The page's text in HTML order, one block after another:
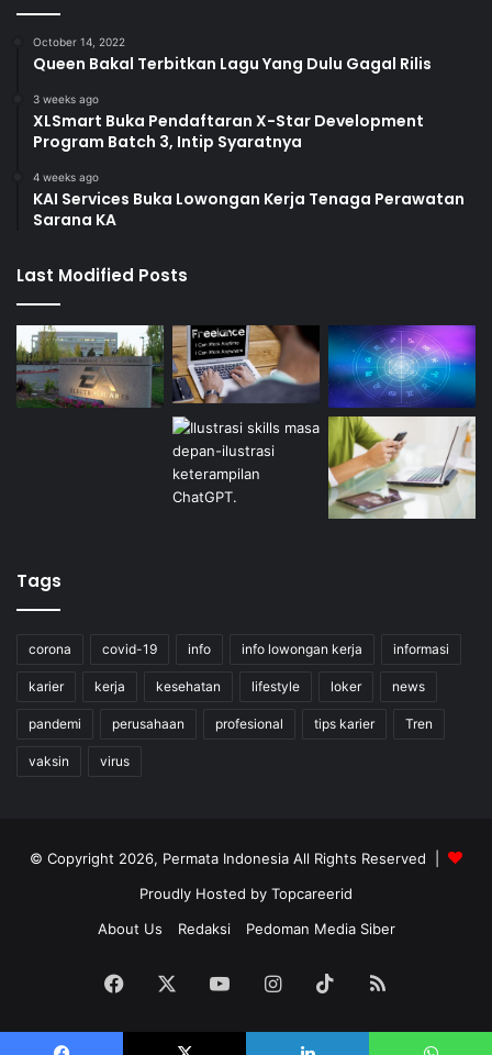
October 14, 2022
Queen Bakal Terbitkan Lagu Yang Dulu Gagal Rilis
3 weeks ago
XLSmart Buka Pendaftaran X-Star Development
Program Batch 3, Intip Syaratnya
4 weeks ago
KAI Services Buka Lowongan Kerja Tenaga Perawatan
Sarana KA
Last Modified Posts
Tags
corona covid-19 info info lowongan kerja informasi
karier kerja kesehatan lifestyle loker news
pandemi perusahaan profesional tips karier Tren
vaksin virus
© Copyright 2026, Permata Indonesia All Rights Reserved |
Proudly Hosted by Topcareerid
About Us
Redaksi Pedoman Media Siber
Facebook YouTubeInstagram
TikTokRSS